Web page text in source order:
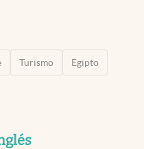
Turismo Egipto